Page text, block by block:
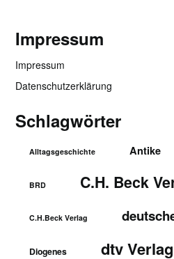
Impressum
Impressum
Datenschutzerklärung
Schlagwörter
Alltagsgeschichte Antike
BRD C.H. Beck
C.H.Beck Verlag
Diogenes dtv Verlag